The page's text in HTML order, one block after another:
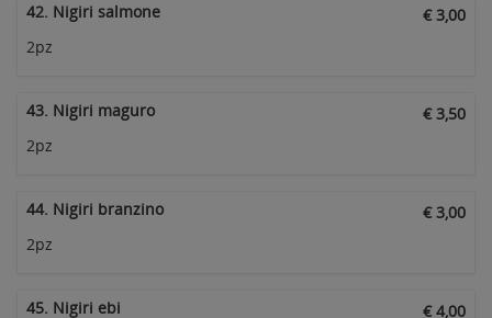
42. Nigiri salmone
€ 3,00
2pz
43. Nigiri maguro
€ 3,50
2pz
44. Nigiri branzino
€ 3,00
2pz
45. Nigiri ebi
€ 4,00